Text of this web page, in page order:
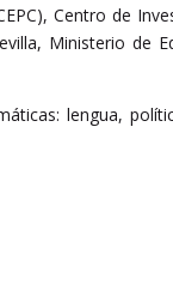
Centro de
Ministerio de
lengua,